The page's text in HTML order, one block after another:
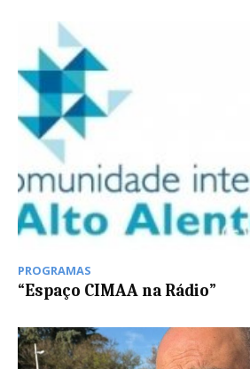
PROGRAMAS
“Espaço CIMAA na Rádio”